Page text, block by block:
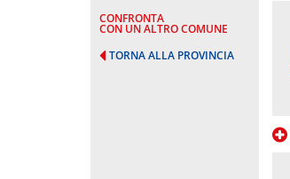
CONFRONTA
CON UN ALTRO COMUNE
TORNA ALLA PROVINCIA